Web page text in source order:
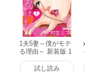
1夫5妻～僕がモテ
る理由～ 新装版 1
電子書籍版
試し読み